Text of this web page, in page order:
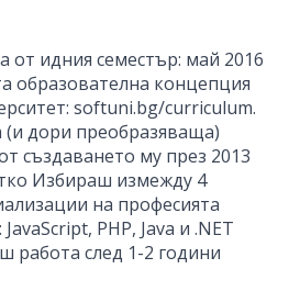
от идния семестър: май 2016
образователна концепция
softuni.bg/curriculum.
(и дори преобразяваща)
създаването му през 2013
Избираш измежду 4
на професията
PHP, Java и .NET
работа след 1-2 години